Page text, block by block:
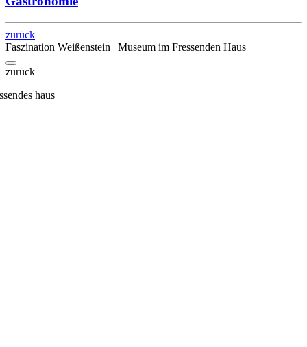
zurück
Faszination Weißenstein | Museum im Fressenden Haus
zurück